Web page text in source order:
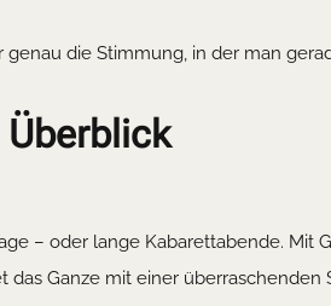
die Stimmung, in der man
Überblick
– oder lange Kabarettabende. Mit
das Ganze mit einer überraschenden